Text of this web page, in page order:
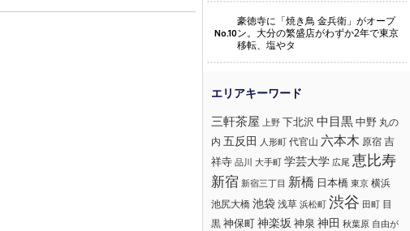
No.10
豪徳寺に「焼き鳥 金兵衛」がオープ
ン。大分の繁盛店がわずか2年で東京
移転、塩やタ
三軒茶屋 上野 下北沢 中目黒中野 丸の
内 五反田 人形町 代官山 六本木 原宿 吉
祥寺 品川 大手町 学芸大学 広尾 恵比寿
新宿 新宿三丁目 新橋 日本橋 東京 横浜
池尻大橋 池袋浅草 浜松町 渋谷 田町 目
黒神保町神楽坂 神泉 神田 秋葉原 自由が